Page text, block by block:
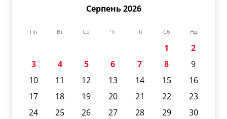
Серпень 2026
Пн Вт Ср Чт Пт Сб Нд
1
2
3
4 5 6 7 8
9
10
11 12 13 14 15
16
17
18 19 20 21 22
23
24
25 26 27 28 29
30